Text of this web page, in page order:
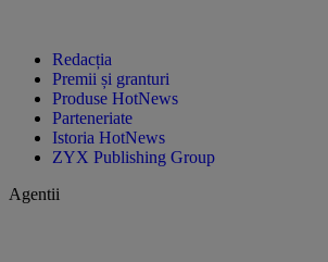
Redacția
Premii și granturi
Produse HotNews
Parteneriate
Istoria HotNews
ZYX Publishing Group
Agentii